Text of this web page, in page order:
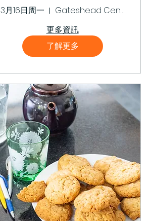
Decoration
3月16日周一
Gateshead Central Library, MakerPlace
更多資訊
了解更多